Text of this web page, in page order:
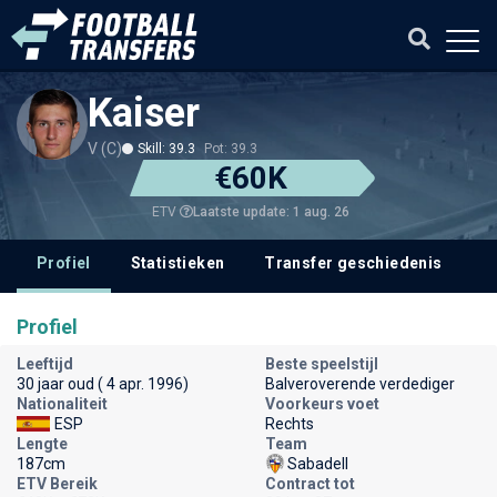
Kaiser
V (C) Skill: 39.3 Pot: 39.3
€60K
ETV Laatste update: 1 aug. 26
Profiel Statistieken Transfer geschiedenis
Profiel
Leeftijd
30 jaar oud ( 4 apr. 1996)
Beste speelstijl
Balveroverende verdediger
Nationaliteit
ESP
Voorkeurs voet
Rechts
Lengte
187cm
Team
Sabadell
ETV Bereik
Contract tot